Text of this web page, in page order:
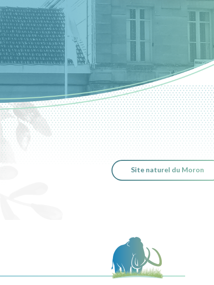
Site naturel du Moron